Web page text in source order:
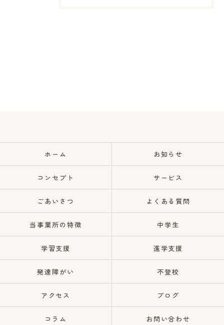
ホーム お知らせ
コンセプト サービス
ごあいさつ よくある質問
当事業所の特徴 中学生
学習支援 進学支援
発達障がい 不登校
アクセス ブログ
コラム お問い合わせ